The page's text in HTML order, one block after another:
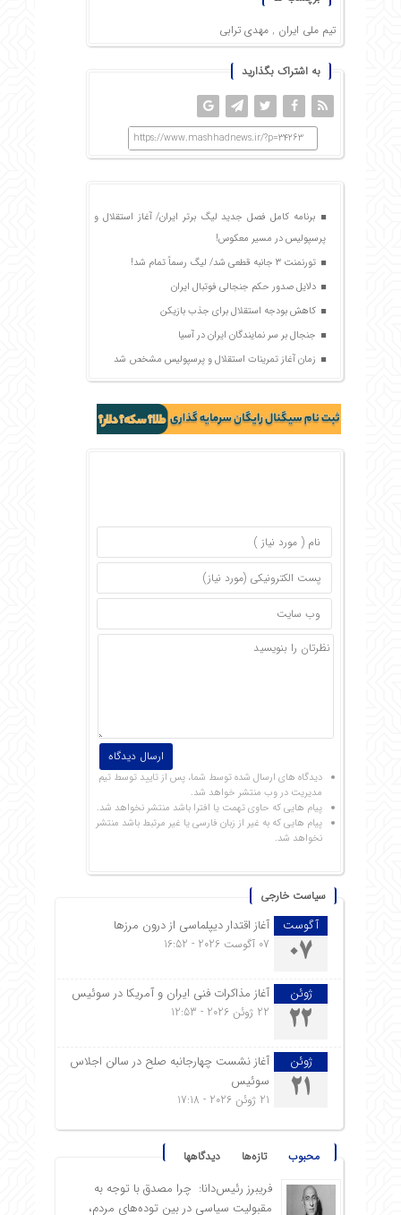
تیم ملی ایران , مهدی ترابی
به اشتراک بگذارید
https://www.mashhadnews.ir/?p=34263
برنامه کامل فصل جدید لیگ برتر ایران/ آغاز استقلال و
پرسپولیس در مسیر معکوس!
تورنمنت ۳ جانبه قطعی شد/ لیگ رسماً تمام شد!
دلایل صدور حکم جنجالی فوتبال ایران
کاهش بودجه استقلال برای جذب بازیکن
جنجال بر سر نمایندگان ایران در آسیا
زمان آغاز تمرینات استقلال و پرسپولیس مشخص شد
دیدگاه های ارسال شده توسط شما، پس از تایید توسط تیم
مدیریت در وب منتشر خواهد شد.
پیام هایی که حاوی تهمت یا افترا باشد منتشر نخواهد شد.
پیام هایی که به غیر از زبان فارسی یا غیر مرتبط باشد منتشر
نخواهد شد.
سیاست خارجی
آگوست
07
آغاز اقتدار دیپلماسی از درون مرزها
07 آگوست 2026 - 16:52
ژوئن
22
آغاز مذاکرات فنی ایران و آمریکا در سوئیس
22 ژوئن 2026 - 12:53
ژوئن
21
آغاز نشست چهارجانبه صلح در سالن اجلاس
سوئیس
21 ژوئن 2026 - 17:18
محبوب تازه‌ها دیدگاهها
فریبرز رئیس‌دانا: چرا مصدق با توجه به
مقبولیت سیاسی در بین توده‌های مردم،